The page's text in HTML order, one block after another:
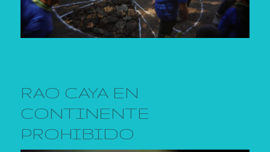
RAO CAYA EN
CONTINENTE
PROHIBIDO